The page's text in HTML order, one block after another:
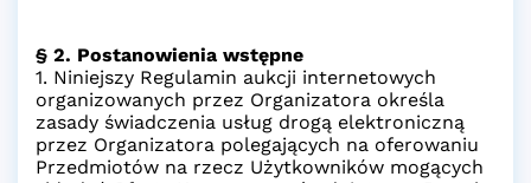
§ 2. Postanowienia wstępne
1. Niniejszy Regulamin aukcji internetowych
organizowanych przez Organizatora określa
zasady świadczenia usług drogą elektroniczną
przez Organizatora polegających na oferowaniu
Przedmiotów na rzecz Użytkowników mogących